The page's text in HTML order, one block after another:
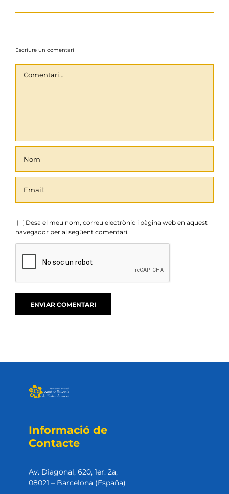
Escriure un comentari
Desa el meu nom, correu electrònic i pàgina web en aquest
navegador per al següent comentari.
Informació de
Contacte
Av. Diagonal, 620, 1er. 2a,
08021 – Barcelona (Espaňa)